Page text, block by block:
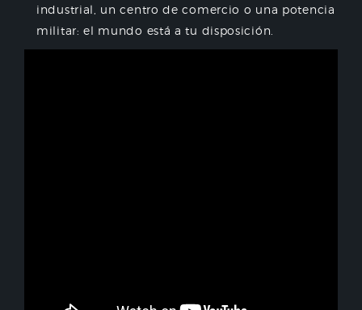
industrial, un centro de comercio o una potencia
militar: el mundo está a tu disposición.